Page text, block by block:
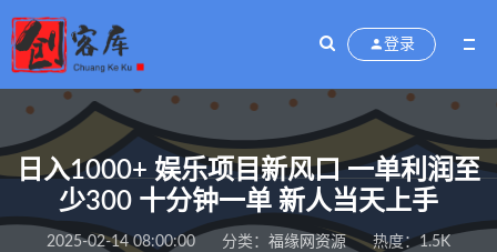
登录
日入1000+ 娱乐项目新风口 一单利润至
少300 十分钟一单 新人当天上手
2025-02-14 08:00:00 分类： 福缘网资源
热度：1.5K